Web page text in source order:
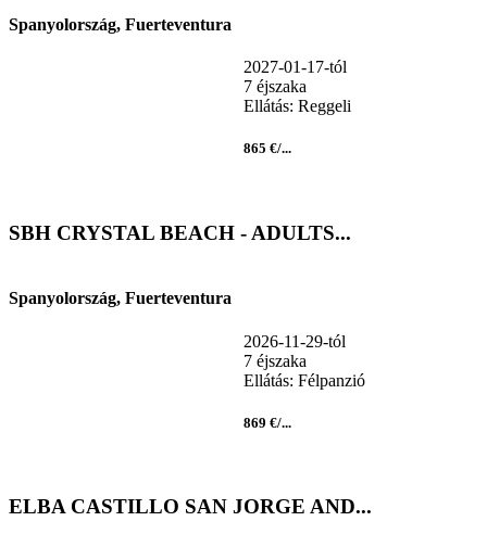
Spanyolország, Fuerteventura
2027-01-17-tól
7 éjszaka
Ellátás: Reggeli
865 €/...
SBH CRYSTAL BEACH - ADULTS...
Spanyolország, Fuerteventura
2026-11-29-tól
7 éjszaka
Ellátás: Félpanzió
869 €/...
ELBA CASTILLO SAN JORGE AND...